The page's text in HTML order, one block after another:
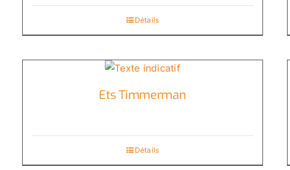
Détails
Ets Timmerman
Détails